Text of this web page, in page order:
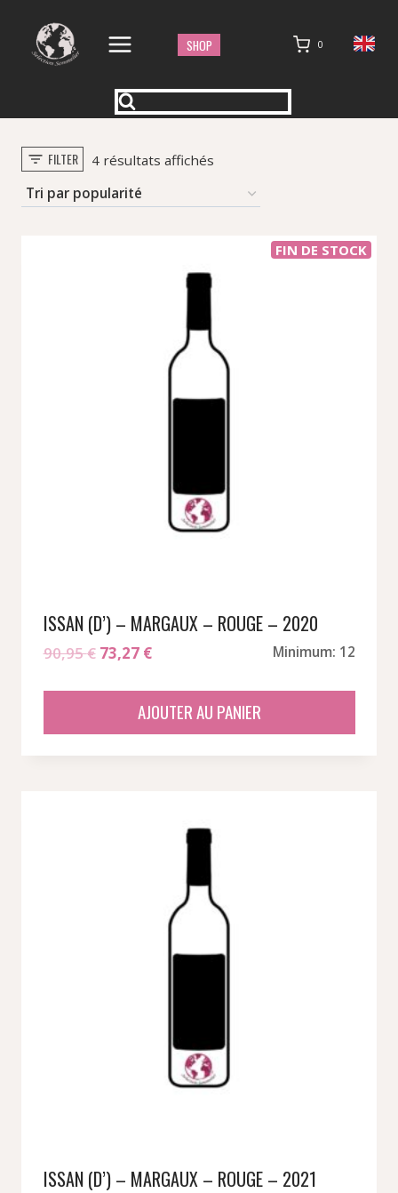
contenu
SHOP 0
FILTER 4 résultats affichésTrié
popularité
FIN DE STOCK
ISSAN (D’) – MARGAUX – ROUGE – 2020
90,95€ Le
était :
73,27 €Le
est :
Minimum: 12
AJOUTER AU PANIER
ISSAN (D’) – MARGAUX – ROUGE – 2021